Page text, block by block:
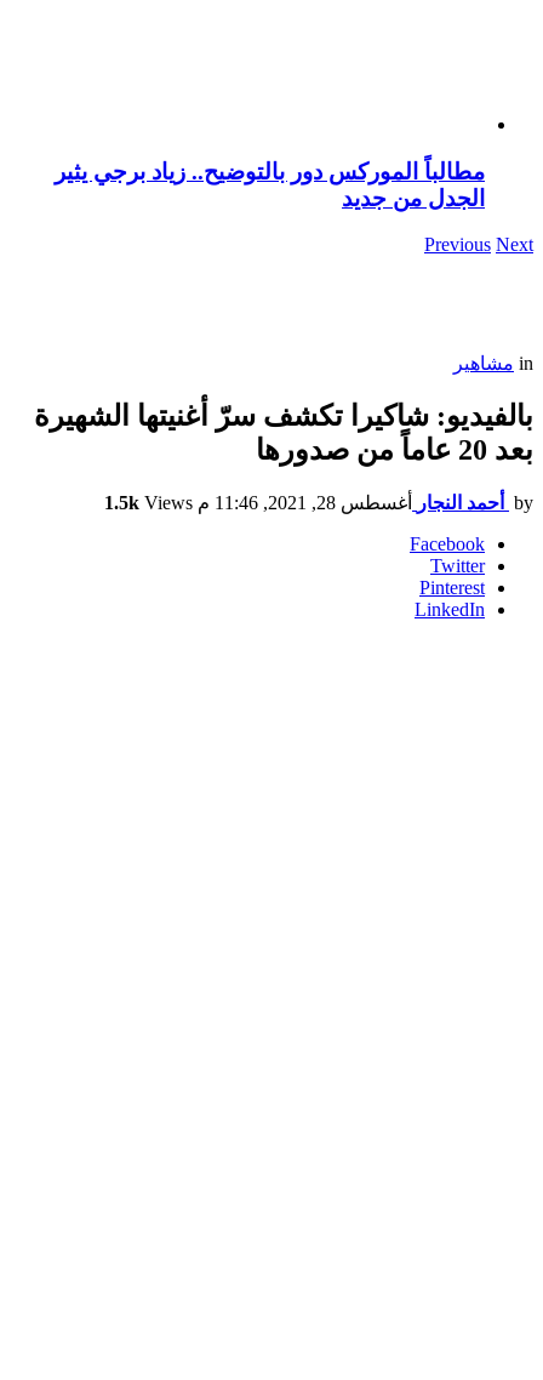
مطالباً الموركس دور بالتوضيح.. زياد برجي يثير
الجدل من جديد
Previous Next
in مشاهير
بالفيديو: شاكيرا تكشف سرّ أغنيتها الشهيرة
بعد 20 عاماً من صدورها
by أحمد النجار أغسطس 28, 2021, 11:46 م 1.5k Views
Facebook
Twitter
Pinterest
LinkedIn